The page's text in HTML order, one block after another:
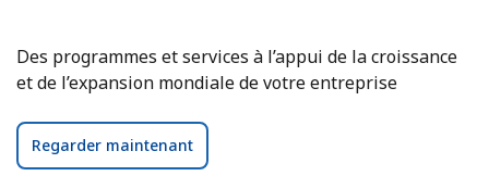
Des programmes et services à l’appui de la croissance
et de l’expansion mondiale de votre entreprise
Regarder maintenant